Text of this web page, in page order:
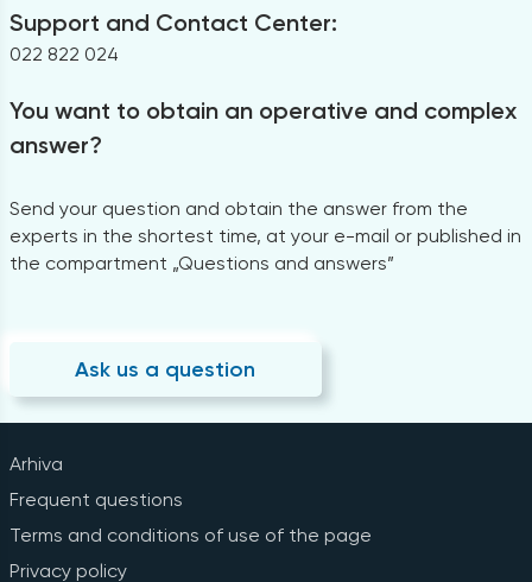
Support and Contact Center:
022 822 024
You want to obtain an operative and complex
answer?
Send your question and obtain the answer from the
experts in the shortest time, at your e-mail or published in
the compartment „Questions and answers”
Ask us a question
Arhiva
Frequent questions
Terms and conditions of use of the page
Privacy policy